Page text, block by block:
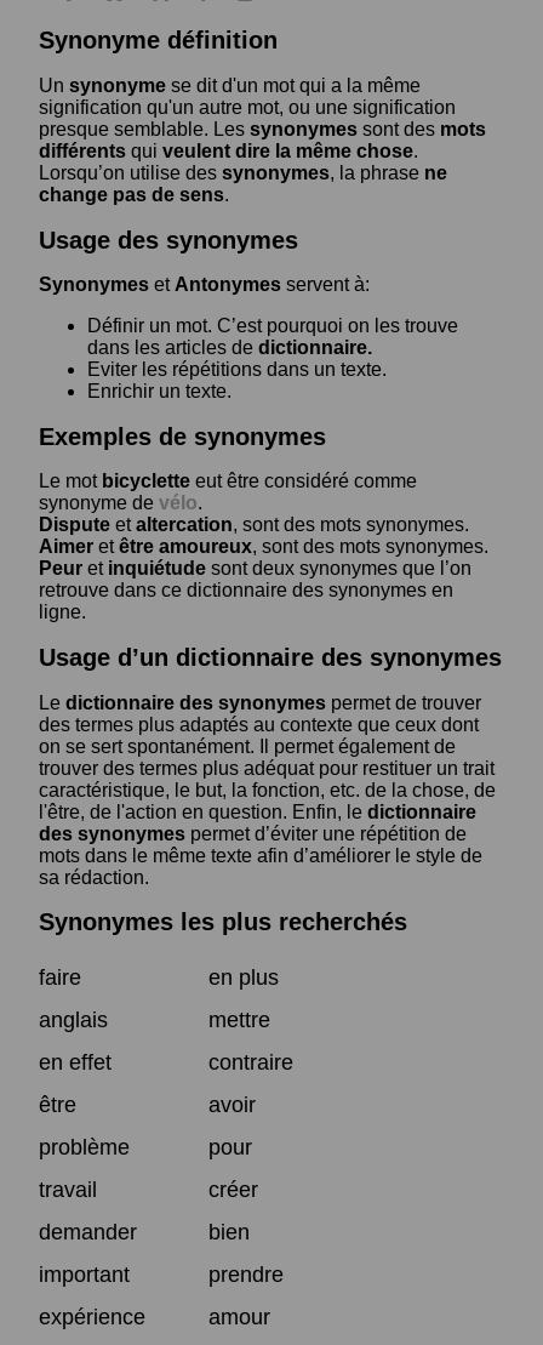
Synonyme définition
Un synonyme se dit d'un mot qui a la même
signification qu'un autre mot, ou une signification
presque semblable. Les synonymes sont des mots
différents qui veulent dire la même chose.
Lorsqu’on utilise des synonymes, la phrase ne
change pas de sens.
Usage des synonymes
Synonymes et Antonymes servent à:
Définir un mot. C’est pourquoi on les trouve
dans les articles de dictionnaire.
Eviter les répétitions dans un texte.
Enrichir un texte.
Exemples de synonymes
Le mot bicyclette eut être considéré comme
synonyme de vélo.
Dispute etaltercation, sont des mots synonymes.
Aimer etêtre amoureux, sont des mots synonymes.
Peur et inquiétude sont deux synonymes que l’on
retrouve dans ce dictionnaire des synonymes en
ligne.
Usage d’un dictionnaire des synonymes
Le dictionnaire des synonymes permet de trouver
des termes plus adaptés au contexte que ceux dont
on se sert spontanément. Il permet également de
trouver des termes plus adéquat pour restituer un trait
caractéristique, le but, la fonction, etc. de la chose, de
l'être, de l'action en question. Enfin, le dictionnaire
des synonymes permet d’éviter une répétition de
mots dans le même texte afin d’améliorer le style de
sa rédaction.
Synonymes les plus recherchés
faire
en plus
anglais
mettre
en effet
contraire
être
avoir
problème
pour
travail
créer
demander
bien
important
prendre
expérience
amour